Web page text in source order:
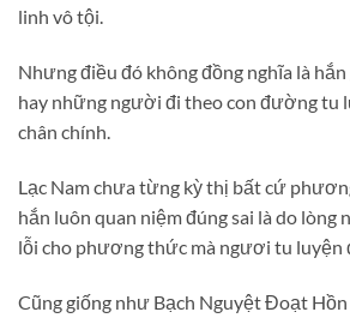
linh vô tội.
Nhưng điều đó không đồng nghĩa là
hay những người đi theo con đường tu
chân chính.
Lạc Nam chưa từng kỳ thị bất cứ
hắn luôn quan niệm đúng sai là do lòng
lỗi cho phương thức mà ngươi tu luyện
Cũng giống như Bạch Nguyệt Đoạt